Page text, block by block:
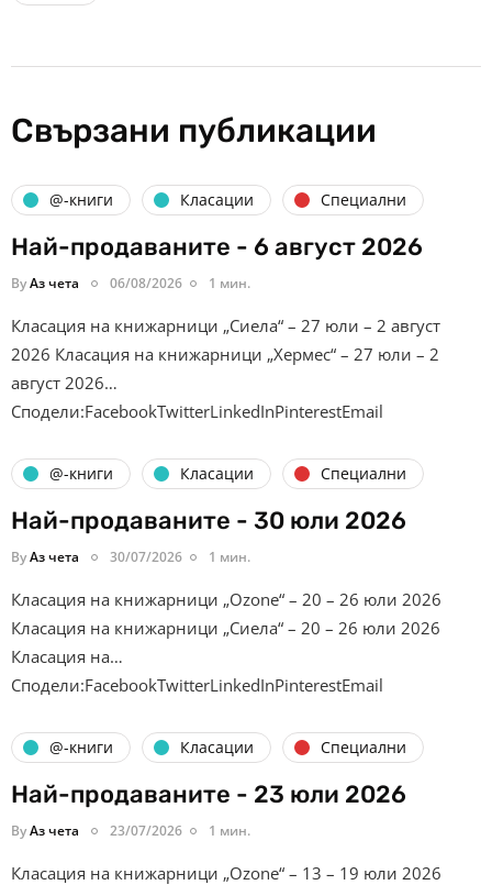
Свързани публикации
@-книги Класации Специални
Най-продаваните - 6 август 2026
ByАз чета 06/08/2026 1 мин.
Класация на книжарници „Сиела“ – 27 юли – 2 август
2026 Класация на книжарници „Хермес“ – 27 юли – 2
август 2026…
Сподели:FacebookTwitterLinkedInPinterestEmail
@-книги Класации Специални
Най-продаваните - 30 юли 2026
ByАз чета 30/07/2026 1 мин.
Класация на книжарници „Ozone“ – 20 – 26 юли 2026
Класация на книжарници „Сиела“ – 20 – 26 юли 2026
Класация на…
Сподели:FacebookTwitterLinkedInPinterestEmail
@-книги Класации Специални
Най-продаваните - 23 юли 2026
ByАз чета 23/07/2026 1 мин.
Класация на книжарници „Ozone“ – 13 – 19 юли 2026